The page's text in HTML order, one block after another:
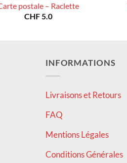
postale – Raclette
CHF5.0
INFORMATIONS
Livraisons et Retours
FAQ
Mentions Légales
Conditions Générales